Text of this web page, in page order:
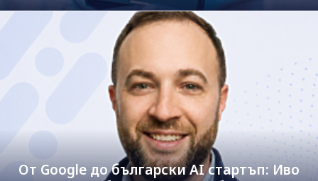
От Google до български AI стартъп: Иво